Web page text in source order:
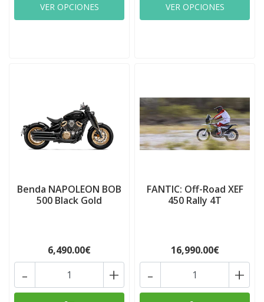
VER OPCIONES VER OPCIONES
Benda NAPOLEON BOB
500 Black Gold
6,490.00€
+
-
FANTIC: Off-Road XEF
450 Rally 4T
16,990.00€
+
-